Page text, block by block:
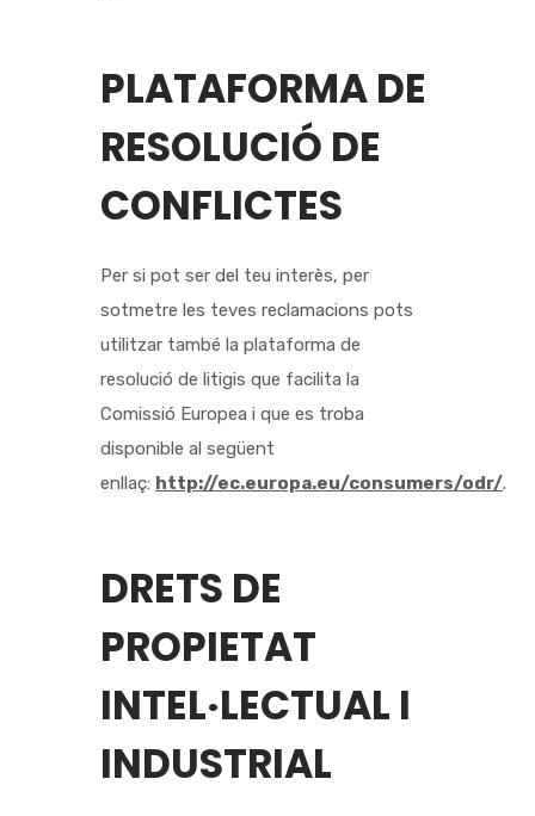
PLATAFORMA DE
RESOLUCIÓ DE
CONFLICTES
Per si pot ser del teu interès, per
sotmetre les teves reclamacions pots
utilitzar també la plataforma de
resolució de litigis que facilita la
Comissió Europea i que es troba
disponible al següent
enllaç: http://ec.europa.eu/consumers/odr/.
DRETS DE
PROPIETAT
INTEL·LECTUAL I
INDUSTRIAL